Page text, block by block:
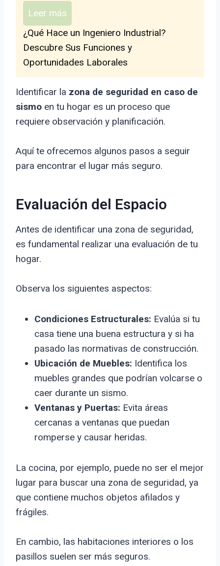
Leer más
¿Qué Hace un Ingeniero Industrial?
Descubre Sus Funciones y
Oportunidades Laborales
Identificar la zona de seguridad en caso de
sismo en tu hogar es un proceso que
requiere observación y planificación.
Aquí te ofrecemos algunos pasos a seguir
para encontrar el lugar más seguro.
Evaluación del Espacio
Antes de identificar una zona de seguridad,
es fundamental realizar una evaluación de tu
hogar.
Observa los siguientes aspectos:
Condiciones Estructurales: Evalúa si tu
casa tiene una buena estructura y si ha
pasado las normativas de construcción.
Ubicación de Muebles: Identifica los
muebles grandes que podrían volcarse o
caer durante un sismo.
Ventanas y Puertas: Evita áreas
cercanas a ventanas que puedan
romperse y causar heridas.
La cocina, por ejemplo, puede no ser el mejor
lugar para buscar una zona de seguridad, ya
que contiene muchos objetos afilados y
frágiles.
En cambio, las habitaciones interiores o los
pasillos suelen ser más seguros.